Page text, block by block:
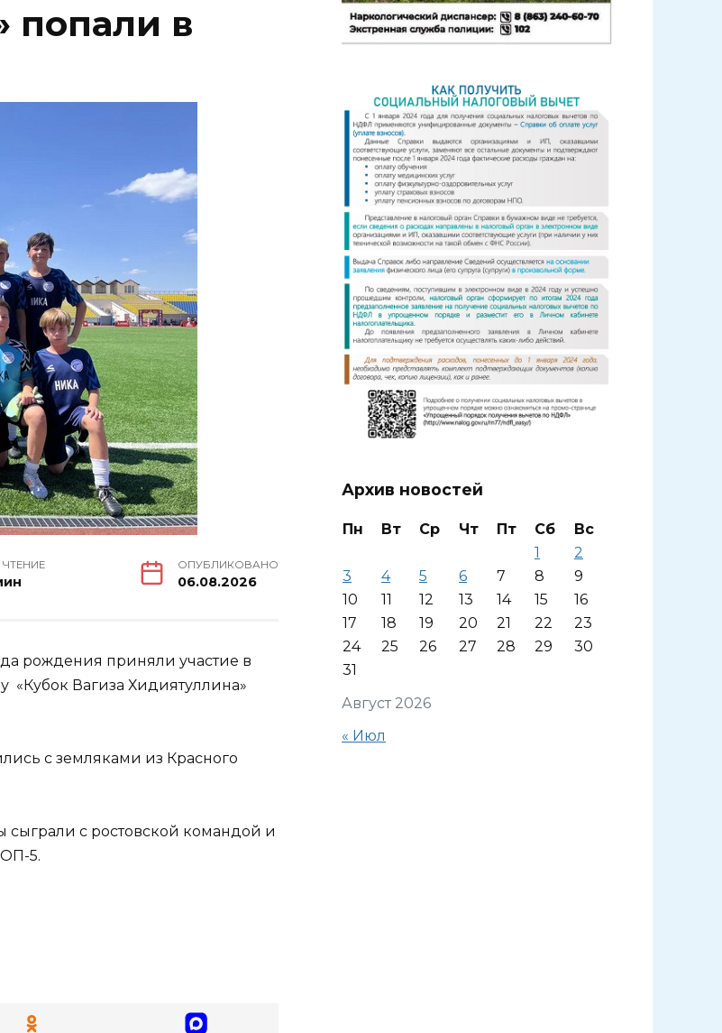
попали в
ЧТЕНИЕ ОПУБЛИКОВАНО
06.08.2026
рождения приняли участие в
«Кубок Вагиза Хидиятуллина»
с земляками из Красного
сыграли с ростовской командой и
5.
Архив новостей
Август 2026
Пн Вт Ср Чт Пт Сб
Вс
1
2
3
4 5 6 7 8
9
10
11 12 13 14 15
16
17
18 19 20 21 22
23
24
25 26 27 28 29
30
31
« Июл